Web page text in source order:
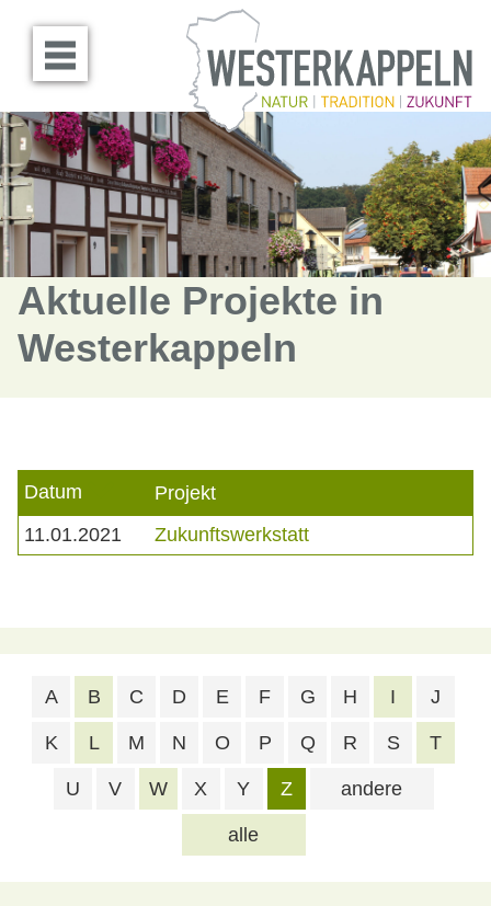
Menü öffnen
Aktuelle Projekte in
Westerkappeln
Datum
Projekt
11.01.2021
Zukunftswerkstatt
alle
A B C D E F G H I J
K L M N O P Q R S T
U V W X Y Z andere